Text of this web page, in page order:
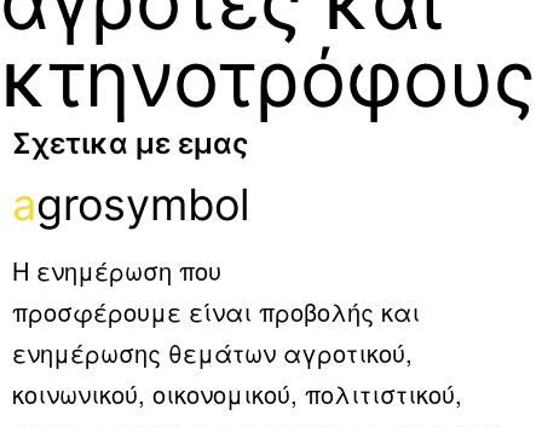
κτηνοτρόφους
Σχετικα με εμας
agrosymbol
Η ενημέρωση που
προσφέρουμε είναι προβολής και
ενημέρωσης θεμάτων αγροτικού,
κοινωνικού, οικονομικού, πολιτιστικού,